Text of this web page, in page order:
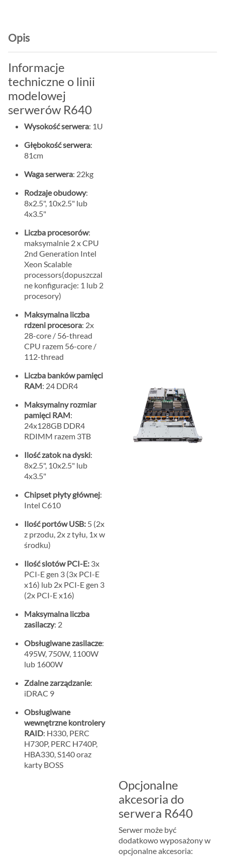
Opis
Informacje
techniczne o linii
modelowej
serwerów R640
Wysokość serwera: 1U
Głębokość serwera:
81cm
Waga serwera: 22kg
Rodzaje obudowy:
8x2.5", 10x2.5" lub
4x3.5"
Liczba procesorów:
maksymalnie 2 x CPU
2nd Generation Intel
Xeon Scalable
processors(dopuszczal
ne konfiguracje: 1 lub 2
procesory)
Maksymalna liczba
rdzeni procesora: 2x
28-core / 56-thread
CPU razem 56-core /
112-thread
Liczba banków pamięci
RAM: 24 DDR4
Maksymalny rozmiar
pamięci RAM:
24x128GB DDR4
RDIMM razem 3TB
Ilość zatok na dyski:
8x2.5", 10x2.5" lub
4x3.5"
Chipset płyty głównej:
Intel C610
Ilość portów USB: 5 (2x
z przodu, 2x z tyłu, 1x w
środku)
Ilość slotów PCI-E: 3x
PCI-E gen 3 (3x PCI-E
x16) lub 2x PCI-E gen 3
(2x PCI-E x16)
Maksymalna liczba
zasilaczy: 2
Obsługiwane zasilacze:
495W, 750W, 1100W
lub 1600W
Zdalne zarządzanie:
iDRAC 9
Obsługiwane
wewnętrzne kontrolery
RAID: H330, PERC
H730P, PERC H740P,
HBA330, S140 oraz
karty BOSS
Opcjonalne
akcesoria do
serwera R640
Serwer może być
dodatkowo wyposażony w
opcjonalne akcesoria: